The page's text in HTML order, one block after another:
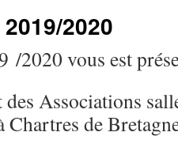
2020
/2020 vous est
Associations
de